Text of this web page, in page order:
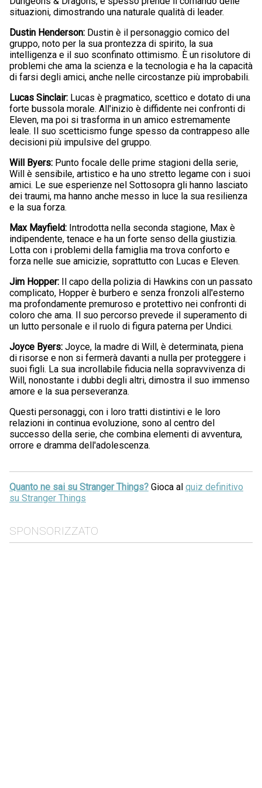
situazioni, dimostrando una naturale qualità di leader.
Dustin Henderson: Dustin è il personaggio comico del
gruppo, noto per la sua prontezza di spirito, la sua
intelligenza e il suo sconfinato ottimismo. È un risolutore di
problemi che ama la scienza e la tecnologia e ha la capacità
di farsi degli amici, anche nelle circostanze più improbabili.
Lucas Sinclair: Lucas è pragmatico, scettico e dotato di una
forte bussola morale. All'inizio è diffidente nei confronti di
Eleven, ma poi si trasforma in un amico estremamente
leale. Il suo scetticismo funge spesso da contrappeso alle
decisioni più impulsive del gruppo.
Will Byers: Punto focale delle prime stagioni della serie,
Will è sensibile, artistico e ha uno stretto legame con i suoi
amici. Le sue esperienze nel Sottosopra gli hanno lasciato
dei traumi, ma hanno anche messo in luce la sua resilienza
e la sua forza.
Max Mayfield: Introdotta nella seconda stagione, Max è
indipendente, tenace e ha un forte senso della giustizia.
Lotta con i problemi della famiglia ma trova conforto e
forza nelle sue amicizie, soprattutto con Lucas e Eleven.
Jim Hopper: Il capo della polizia di Hawkins con un passato
complicato, Hopper è burbero e senza fronzoli all'esterno
ma profondamente premuroso e protettivo nei confronti di
coloro che ama. Il suo percorso prevede il superamento di
un lutto personale e il ruolo di figura paterna per Undici.
Joyce Byers: Joyce, la madre di Will, è determinata, piena
di risorse e non si fermerà davanti a nulla per proteggere i
suoi figli. La sua incrollabile fiducia nella sopravvivenza di
Will, nonostante i dubbi degli altri, dimostra il suo immenso
amore e la sua perseveranza.
Questi personaggi, con i loro tratti distintivi e le loro
relazioni in continua evoluzione, sono al centro del
successo della serie, che combina elementi di avventura,
orrore e dramma dell'adolescenza.
Quanto ne sai su Stranger Things? Gioca al quiz definitivo
su Stranger Things
SPONSORIZZATO